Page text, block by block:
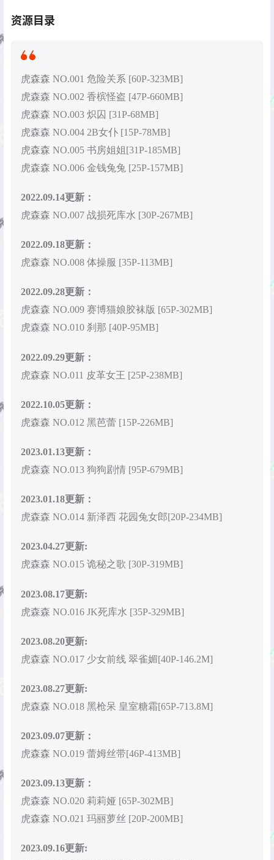
资源目录
虎森森 NO.001 危险关系 [60P-323MB]
虎森森 NO.002 香槟怪盗 [47P-660MB]
虎森森 NO.003 炽囚 [31P-68MB]
虎森森 NO.004 2B女仆 [15P-78MB]
虎森森 NO.005 书房姐姐[31P-185MB]
虎森森 NO.006 金钱兔兔 [25P-157MB]
2022.09.14更新：
虎森森 NO.007 战损死库水 [30P-267MB]
2022.09.18更新：
虎森森 NO.008 体操服 [35P-113MB]
2022.09.28更新：
虎森森 NO.009 赛博猫娘胶袜版 [65P-302MB]
虎森森 NO.010 刹那 [40P-95MB]
2022.09.29更新：
虎森森 NO.011 皮革女王 [25P-238MB]
2022.10.05更新：
虎森森 NO.012 黑芭蕾 [15P-226MB]
2023.01.13更新：
虎森森 NO.013 狗狗剧情 [95P-679MB]
2023.01.18更新：
虎森森 NO.014 新泽西 花园兔女郎[20P-234MB]
2023.04.27更新:
虎森森 NO.015 诡秘之歌 [30P-319MB]
2023.08.17更新:
虎森森 NO.016 JK死库水 [35P-329MB]
2023.08.20更新:
虎森森 NO.017 少女前线 翠雀媚[40P-146.2M]
2023.08.27更新:
虎森森 NO.018 黑枪呆 皇室糖霜[65P-713.8M]
2023.09.07更新：
虎森森 NO.019 蕾姆丝带[46P-413MB]
2023.09.13更新：
虎森森 NO.020 莉莉娅 [65P-302MB]
虎森森 NO.021 玛丽萝丝 [20P-200MB]
2023.09.16更新: